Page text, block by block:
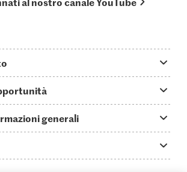
& veloci
generali